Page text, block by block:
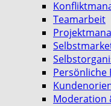
Teamarbeit
Persönliche
Moderation